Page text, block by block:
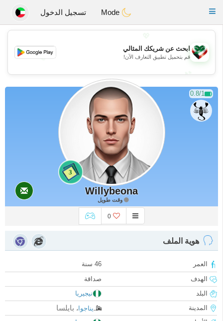
KuwaitChat
Toggle
تسجيل الدخول
💖
💕
💕
ابحث عن شريكك المثالي
قم بتحميل تطبيق التعارف الآن!
0.8/1
3
Willybeona
وقت طويل
0
هوية الملف
العمر
46 سنة
الهدف
صداقة
البلد
نيجيريا
المدينة
يناجوا ، بايلسا